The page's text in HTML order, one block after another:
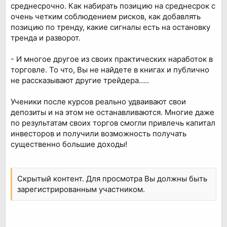
среднесрочно. Как набирать позицию на среднесрок с
очень четким соблюдением рисков, как добавлять
позицию по тренду, какие сигналы есть на остановку
тренда и разворот.
- И многое другое из своих практических наработок в
торговле. То что, Вы не найдете в книгах и публично
не рассказывают другие трейдера…..
Ученики после курсов реально удваивают свои
депозиты и на этом не останавливаются. Многие даже
по результатам своих торгов смогли привлечь капитал
инвесторов и получили возможность получать
существенно большие доходы!
Скрытый контент. Для просмотра Вы должны быть
зарегистрированным участником.